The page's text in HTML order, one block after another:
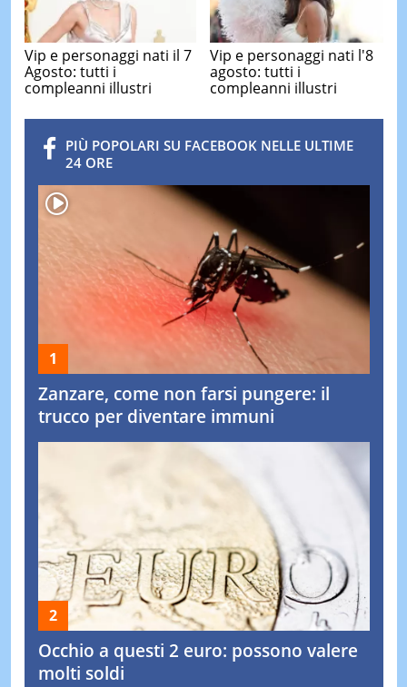
Vip e personaggi nati il 7
Agosto: tutti i
compleanni illustri
Vip e personaggi nati l'8
agosto: tutti i
compleanni illustri
PIÙ POPOLARI SU FACEBOOK NELLE ULTIME
24 ORE
Zanzare, come non farsi pungere: il
trucco per diventare immuni
Occhio a questi 2 euro: possono valere
molti soldi